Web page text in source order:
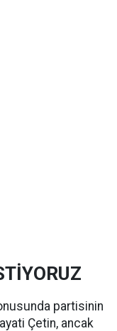
partisinin
Çetin, ancak